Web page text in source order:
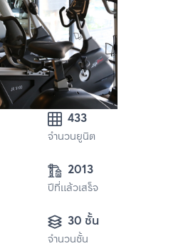
433
จำนวนยูนิต
2013
ปีที่แล้วเสร็จ
30 ชั้น
จำนวนชั้น